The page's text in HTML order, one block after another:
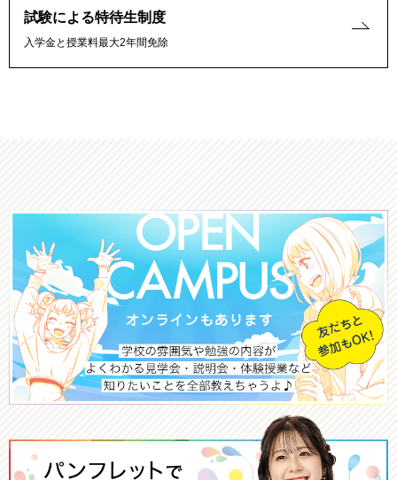
試験による特待生制度
入学金と授業料最大2年間免除